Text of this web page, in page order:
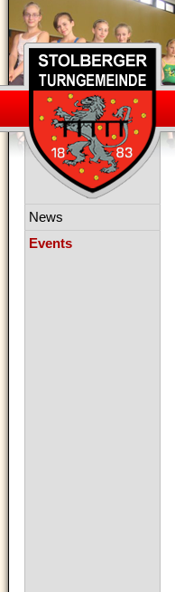
Navigation
News
Events